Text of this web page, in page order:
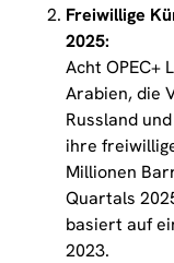
Freiwillige
2025:
Acht OPEC+
Arabien, die
Russland
ihre
Millionen
Quartals
basiert auf
2023.